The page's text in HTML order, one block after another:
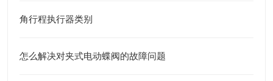
角行程执行器类别
怎么解决对夹式电动蝶阀的故障问题